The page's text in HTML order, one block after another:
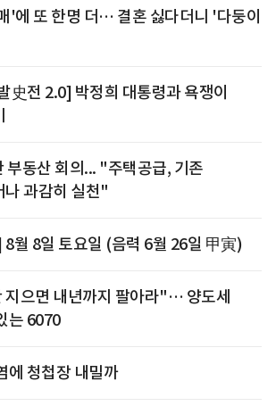
'에 또 한명 더… 결혼 싫다더니 '다둥이
史전 2.0] 박정희 대통령과 욕쟁이
부동산 회의... "주택공급, 기존
나 과감히 실천"
월 8일 토요일 (음력 6월 26일 甲寅)
지으면 내년까지 팔아라"… 양도세
는 6070
에 청첩장 내밀까